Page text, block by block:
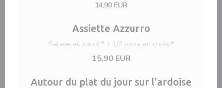
14,90 EUR
Assiette Azzurro
Salade au choix * + 1/2 pizza au choix *
15,90 EUR
Autour du plat du jour sur l'ardoise